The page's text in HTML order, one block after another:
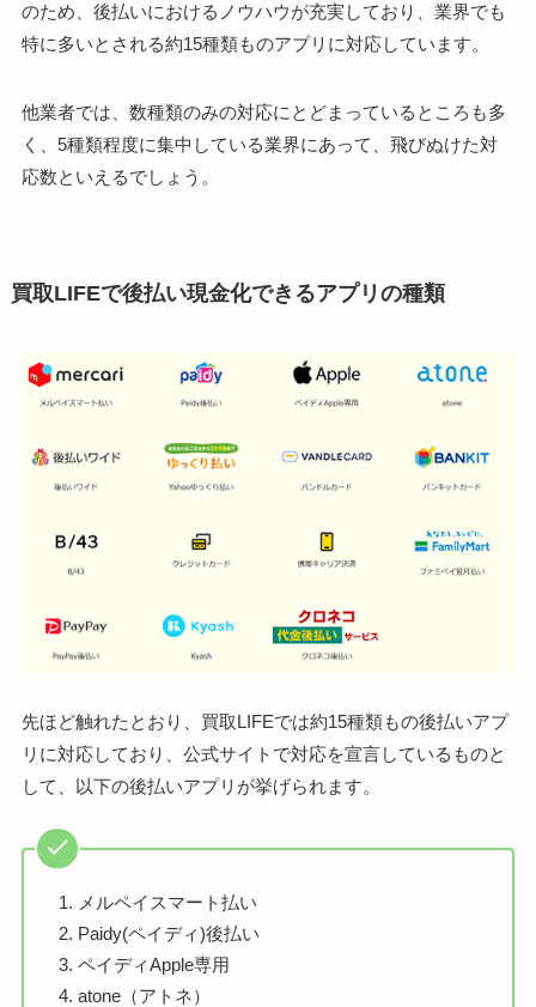
のため、後払いにおけるノウハウが充実しており、業界でも
特に多いとされる約15種類ものアプリに対応しています。
他業者では、数種類のみの対応にとどまっているところも多
く、5種類程度に集中している業界にあって、飛びぬけた対
応数といえるでしょう。
買取LIFEで後払い現金化できるアプリの種類
先ほど触れたとおり、買取LIFEでは約15種類もの後払いアプ
リに対応しており、公式サイトで対応を宣言しているものと
して、以下の後払いアプリが挙げられます。
メルペイスマート払い
Paidy(ペイディ)後払い
ペイディApple専用
atone（アトネ）